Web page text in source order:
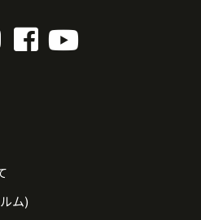
ム)